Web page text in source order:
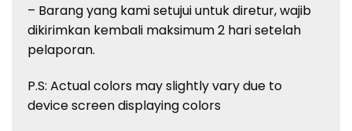
– Barang yang kami setujui untuk diretur, wajib
dikirimkan kembali maksimum 2 hari setelah
pelaporan.
P.S: Actual colors may slightly vary due to
device screen displaying colors